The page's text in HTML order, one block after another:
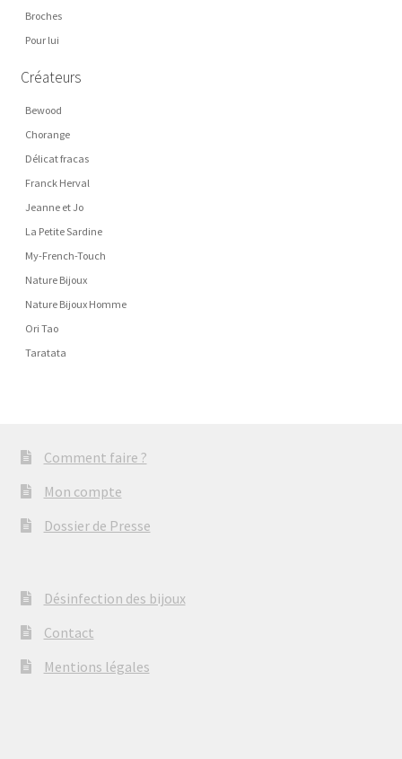
Broches
Pour lui
Créateurs
Bewood
Chorange
Délicat fracas
Franck Herval
Jeanne et Jo
La Petite Sardine
My-French-Touch
Nature Bijoux
Nature Bijoux Homme
Ori Tao
Taratata
Comment faire ?
Mon compte
Dossier de Presse
Désinfection des bijoux
Contact
Mentions légales